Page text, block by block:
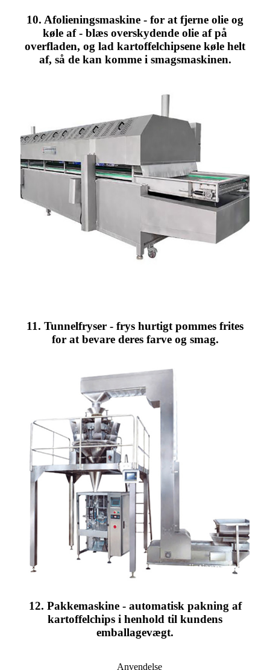
10. Afolieningsmaskine - for at fjerne olie og
køle af - blæs overskydende olie af på
overfladen, og lad kartoffelchipsene køle helt
af, så de kan komme i smagsmaskinen.
11. Tunnelfryser - frys hurtigt pommes frites
for at bevare deres farve og smag.
12. Pakkemaskine - automatisk pakning af
kartoffelchips i henhold til kundens
emballagevægt.
Anvendelse